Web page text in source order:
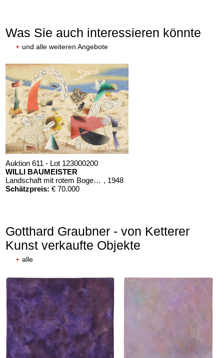
Was Sie auch interessieren könnte
+ und alle weiteren Angebote
Auktion 611 - Lot 123000200
WILLI BAUMEISTER
Landschaft mit rotem Bogen (Sommerfest) , 1948
Schätzpreis: € 70.000
Gotthard Graubner - von Ketterer
Kunst verkaufte Objekte
+ alle